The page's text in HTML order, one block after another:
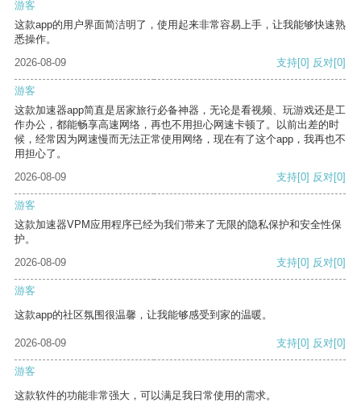
游客
这款app的用户界面简洁明了，使用起来非常容易上手，让我能够快速熟
悉操作。
2026-08-09
支持[0] 反对[0]
游客
这款加速器app简直是居家旅行必备神器，无论是看视频、玩游戏还是工
作办公，都能畅享高速网络，再也不用担心网速卡顿了。以前出差的时
候，经常因为网速慢而无法正常使用网络，现在有了这个app，我再也不
用担心了。
2026-08-09
支持[0] 反对[0]
游客
这款加速器VPM应用程序已经为我们带来了无限的隐私保护和安全性保
护。
2026-08-09
支持[0] 反对[0]
游客
这款app的社区氛围很温馨，让我能够感受到家的温暖。
2026-08-09 支持[0] 反对[0]
游客
这款软件的功能非常强大，可以满足我日常使用的需求。